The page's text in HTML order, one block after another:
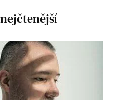
nejčtenější